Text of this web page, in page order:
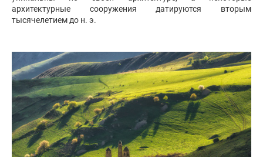
архитектурные сооружения датируются вторым
тысячелетием до н. э.